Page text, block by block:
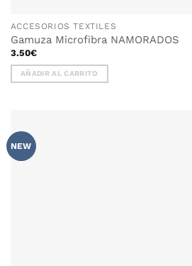
ACCESORIOS TEXTILES
Gamuza Microfibra NAMORADOS
3.50€
AÑADIR AL CARRITO
NEW